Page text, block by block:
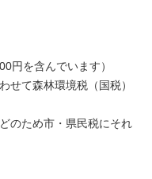
円を含んでいます）
せて森林環境税（国税）
のため市・県民税にそれ